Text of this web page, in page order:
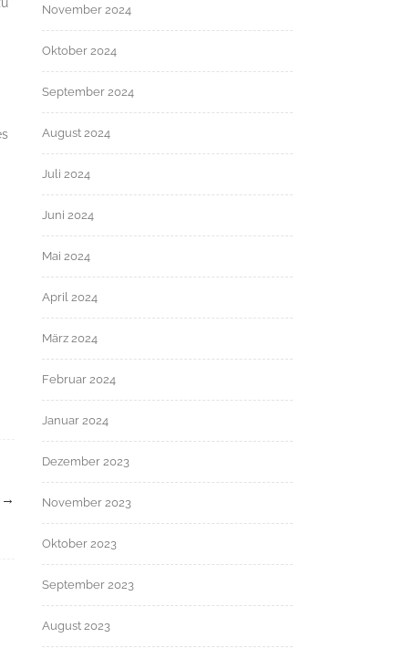
→
November 2024
Oktober 2024
September 2024
August 2024
Juli 2024
Juni 2024
Mai 2024
April 2024
März 2024
Februar 2024
Januar 2024
Dezember 2023
November 2023
Oktober 2023
September 2023
August 2023